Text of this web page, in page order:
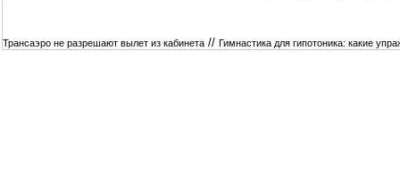
Трансаэро не разрешают вылет из кабинета // Гимнастика для гипотоника: какие